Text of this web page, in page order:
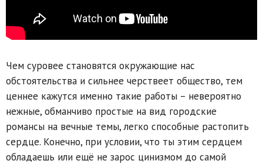
Чем суровее становятся окружающие нас
обстоятельства и сильнее черствеет общество, тем
ценнее кажутся именно такие работы – невероятно
нежные, обманчиво простые на вид городские
романсы на вечные темы, легко способные растопить
сердце. Конечно, при условии, что ты этим сердцем
обладаешь или ещё не зарос цинизмом до самой